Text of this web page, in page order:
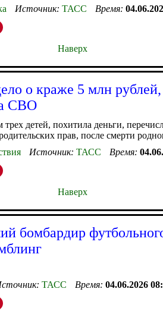
Источник: ТАСС Время:
Наверх
о краже 5 млн
СВО
детей, похитила деньги,
прав, после смерти
Источник: ТАСС Время:
Наверх
бомбардир
ТАСС Время: 04.06.2026